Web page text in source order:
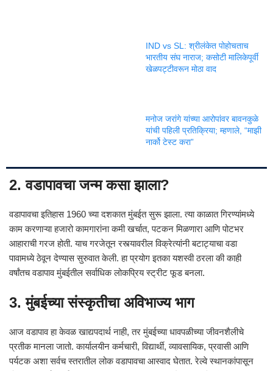
IND vs SL: श्रीलंकेत पोहोचताच
भारतीय संघ नाराज; कसोटी मालिकेपूर्वी
खेळपट्टीवरून मोठा वाद
मनोज जरांगे यांच्या आरोपांवर बावनकुळे
यांची पहिली प्रतिक्रिया; म्हणाले, “माझी
नार्को टेस्ट करा”
2. वडापावचा जन्म कसा झाला?
वडापावचा इतिहास 1960 च्या दशकात मुंबईत सुरू झाला. त्या काळात गिरण्यांमध्ये
काम करणाऱ्या हजारो कामगारांना कमी खर्चात, पटकन मिळणारा आणि पोटभर
आहाराची गरज होती. याच गरजेतून रस्त्यावरील विक्रेत्यांनी बटाट्याचा वडा
पावामध्ये ठेवून देण्यास सुरुवात केली. हा प्रयोग इतका यशस्वी ठरला की काही
वर्षांतच वडापाव मुंबईतील सर्वाधिक लोकप्रिय स्ट्रीट फूड बनला.
3. मुंबईच्या संस्कृतीचा अविभाज्य भाग
आज वडापाव हा केवळ खाद्यपदार्थ नाही, तर मुंबईच्या धावपळीच्या जीवनशैलीचे
प्रतीक मानला जातो. कार्यालयीन कर्मचारी, विद्यार्थी, व्यावसायिक, प्रवासी आणि
पर्यटक अशा सर्वच स्तरातील लोक वडापावचा आस्वाद घेतात. रेल्वे स्थानकांपासून